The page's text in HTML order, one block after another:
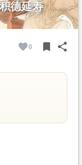
德延寿
0 bookmark share